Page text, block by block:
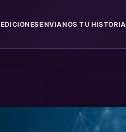
EDICIONESENVIANOS TU HISTORIA